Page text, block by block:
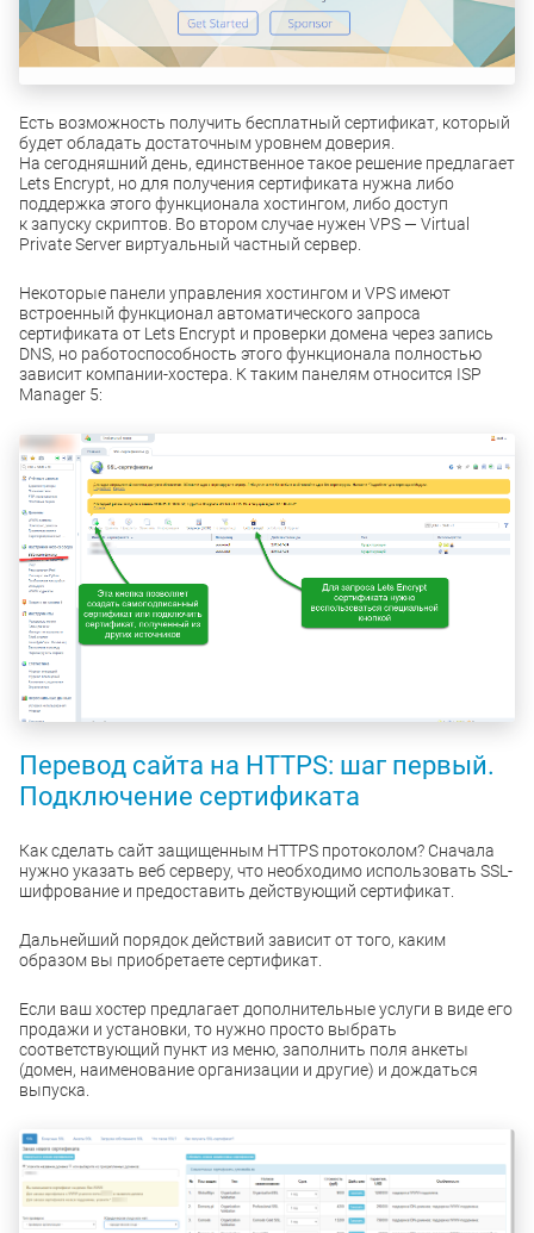
Есть возможность получить бесплатный сертификат, который
будет обладать достаточным уровнем доверия.
На сегодняшний день, единственное такое решение предлагает
Lets Encrypt, но для получения сертификата нужна либо
поддержка этого функционала хостингом, либо доступ
к запуску скриптов. Во втором случае нужен VPS — Virtual
Private Server виртуальный частный сервер.
Некоторые панели управления хостингом и VPS имеют
встроенный функционал автоматического запроса
сертификата от Lets Encrypt и проверки домена через запись
DNS, но работоспособность этого функционала полностью
зависит компании-хостера. К таким панелям относится ISP
Manager 5:
Перевод сайта на HTTPS: шаг первый.
Подключение сертификата
Как сделать сайт защищенным HTTPS протоколом? Сначала
нужно указать веб серверу, что необходимо использовать SSL-
шифрование и предоставить действующий сертификат.
Дальнейший порядок действий зависит от того, каким
образом вы приобретаете сертификат.
Если ваш хостер предлагает дополнительные услуги в виде его
продажи и установки, то нужно просто выбрать
соответствующий пункт из меню, заполнить поля анкеты
(домен, наименование организации и другие) и дождаться
выпуска.